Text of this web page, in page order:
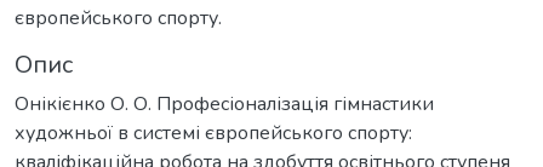
європейського спорту.
Опис
Онікієнко О. О. Професіоналізація гімнастики
художньої в системі європейського спорту: